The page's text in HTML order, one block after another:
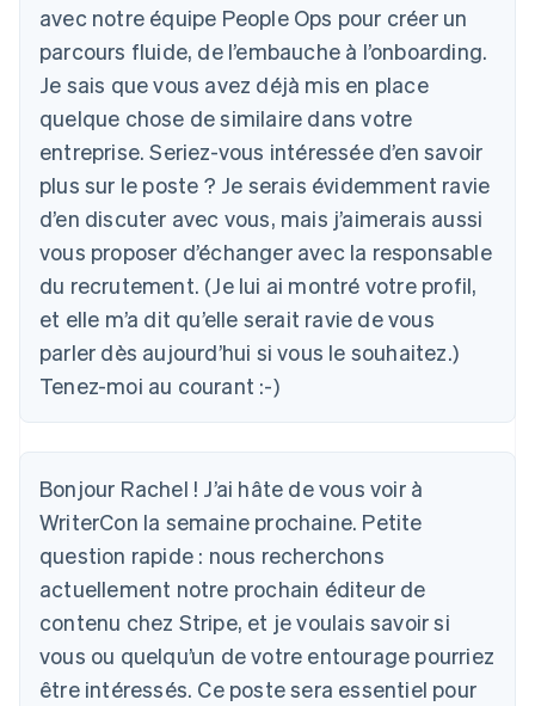
avec notre équipe People Ops pour créer un
parcours fluide, de l’embauche à l’onboarding.
Je sais que vous avez déjà mis en place
quelque chose de similaire dans votre
entreprise. Seriez-vous intéressée d’en savoir
plus sur le poste ? Je serais évidemment ravie
d’en discuter avec vous, mais j’aimerais aussi
vous proposer d’échanger avec la responsable
du recrutement. (Je lui ai montré votre profil,
et elle m’a dit qu’elle serait ravie de vous
parler dès aujourd’hui si vous le souhaitez.)
Tenez-moi au courant :-)
Bonjour Rachel ! J’ai hâte de vous voir à
WriterCon la semaine prochaine. Petite
question rapide : nous recherchons
actuellement notre prochain éditeur de
contenu chez Stripe, et je voulais savoir si
vous ou quelqu’un de votre entourage pourriez
être intéressés. Ce poste sera essentiel pour